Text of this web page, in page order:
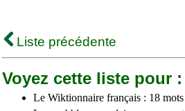
Liste précédente
Voyez cette liste pour :
Le Wiktionnaire français : 18 mots